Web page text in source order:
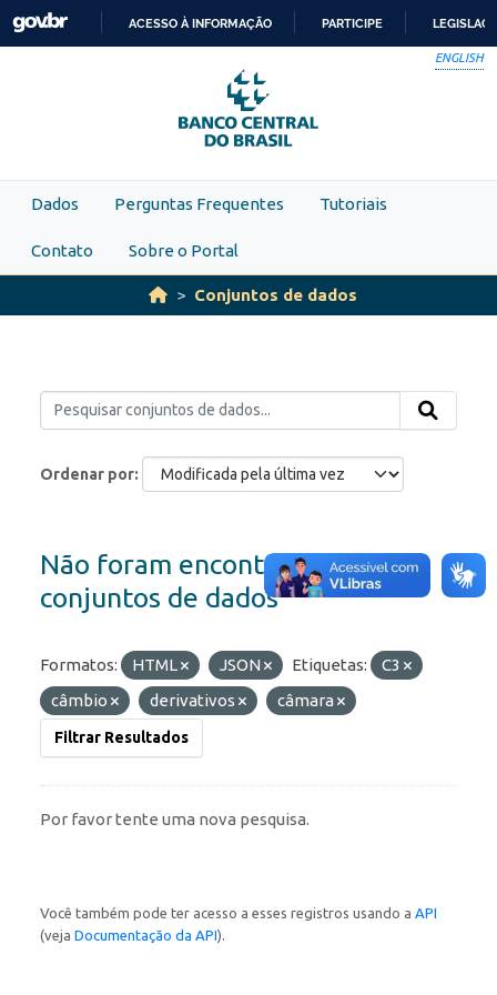
Skip to main content
PARA
O
CONTEÚDO
ACESSO À INFORMAÇÃO PARTICIPE
ENGLISH
Dados Perguntas Frequentes Tutoriais
Contato Sobre o Portal
Conjuntos de dados
Ordenar por
Não foram encontrados
conjuntos de dados
Formatos: HTML JSON Etiquetas:
C3
câmbio
derivativos câmara
Filtrar Resultados
Por favor tente uma nova pesquisa.
Você também pode ter acesso a esses registros usando a API
(veja Documentação da API).